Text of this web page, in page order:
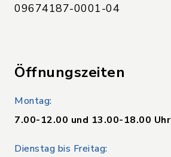
09674187-0001-04
Öffnungszeiten
Montag:
7.00-12.00 und 13.00-18.00 Uhr
Dienstag bis Freitag: